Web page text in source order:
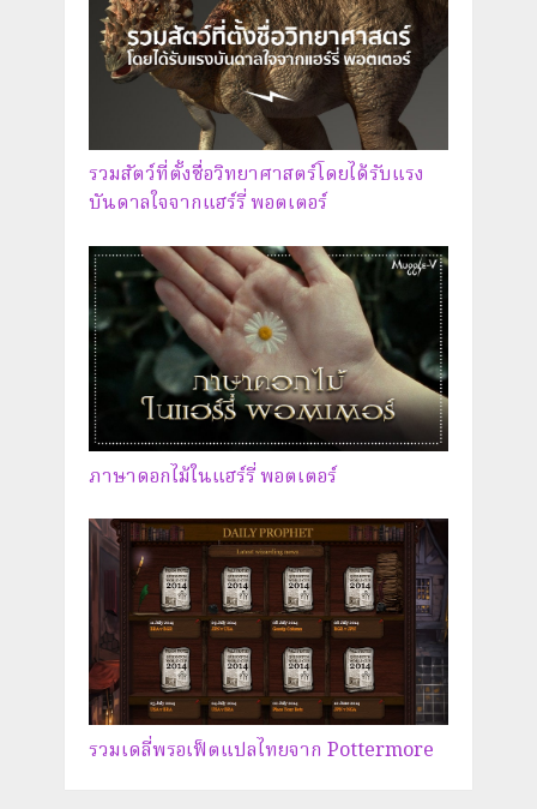
รวมสัตว์ที่ตั้งชื่อวิทยาศาสตร์โดยได้รับแรง
บันดาลใจจากแฮร์รี่ พอตเตอร์
ภาษาดอกไม้ในแฮร์รี่ พอตเตอร์
รวมเดลี่พรอเฟ็ตแปลไทยจาก Pottermore